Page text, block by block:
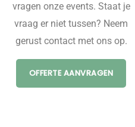
vragen onze events. Staat je
vraag er niet tussen? Neem
gerust contact met ons op.
OFFERTE AANVRAGEN